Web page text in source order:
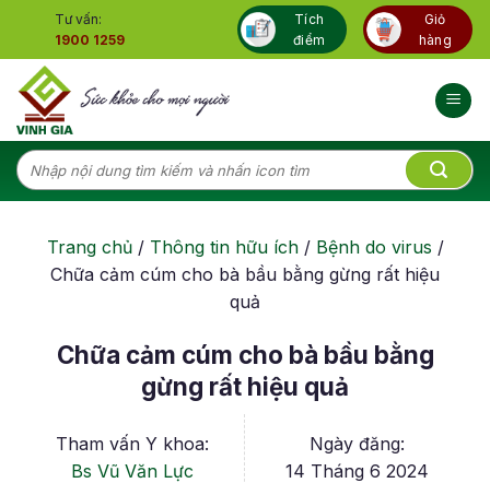
content
Tư vấn:
1900 1259
Tích
điểm
Giỏ
hàng
Tìm
kiếm:
Trang chủ/ Thông tin hữu ích/ Bệnh do virus /
Chữa cảm cúm cho bà bầu bằng gừng rất hiệu
quả
Chữa cảm cúm cho bà bầu bằng
gừng rất hiệu quả
Tham vấn Y khoa:
Bs Vũ Văn Lực
Ngày đăng:
14 Tháng 6 2024